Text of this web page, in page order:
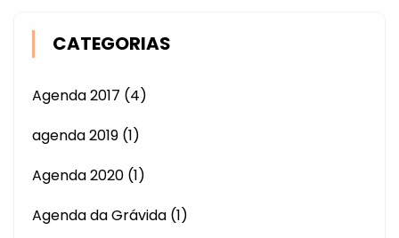
CATEGORIAS
Agenda 2017 (4)
agenda 2019 (1)
Agenda 2020 (1)
Agenda da Grávida (1)